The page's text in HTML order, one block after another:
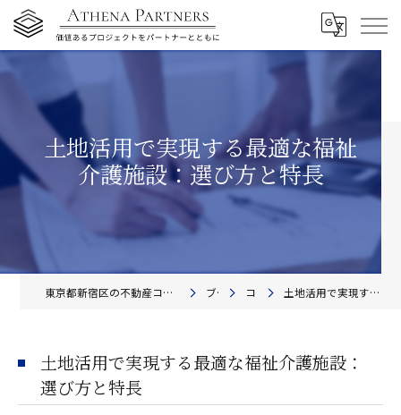
土地活用で実現する最適な福祉
介護施設：選び方と特長
東京都新宿区の不動産コンサルティングならアテナ・パートナーズ株式会社 ブログ コラム 土地活用で実現する最適な福祉介護施設：選び方と特長
土地活用で実現する最適な福祉介護施設：
選び方と特長